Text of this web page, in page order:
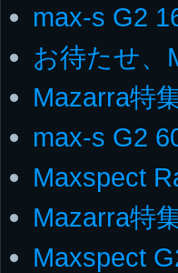
max-s G2
お待たせ、
Mazarra特
max-s G2
Maxspect
Mazarra特
Maxspect